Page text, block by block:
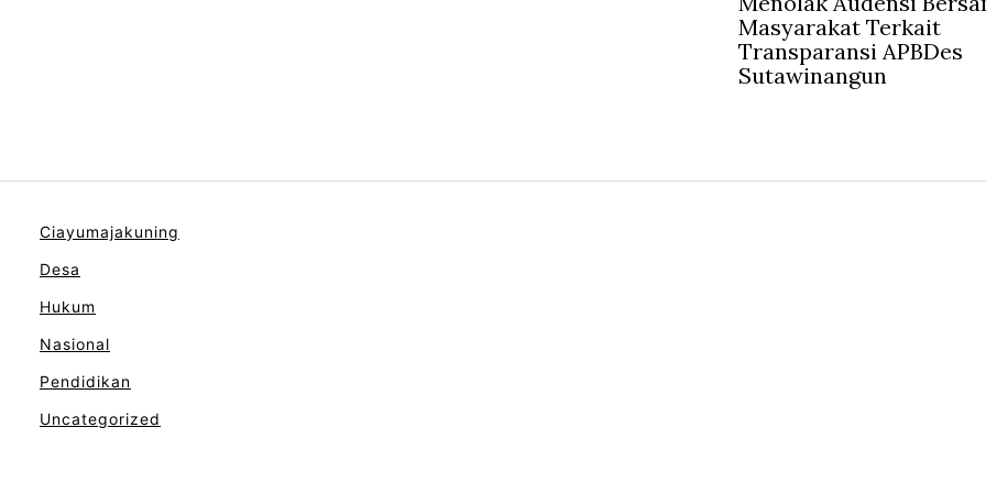
Masyarakat Terkait
Transparansi APBDes
Sutawinangun
Ciayumajakuning
Desa
Hukum
Nasional
Pendidikan
Uncategorized